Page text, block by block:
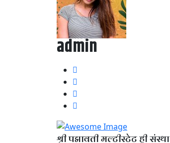
admin
श्री पद्मावती मल्टीस्टेट ही संस्था